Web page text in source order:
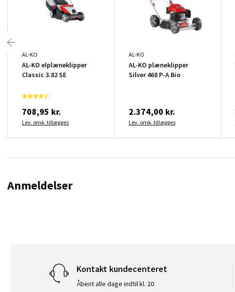
AL-KO
AL-KO elplæneklipper
Classic 3.82 SE
708,95 kr.
Lev. omk. tillægges
AL-KO
AL-KO plæneklipper
Silver 468 P-A Bio
2.374,00 kr.
Lev. omk. tillægges
Anmeldelser
Kontakt kundecenteret
Åbent alle dage indtil kl. 20